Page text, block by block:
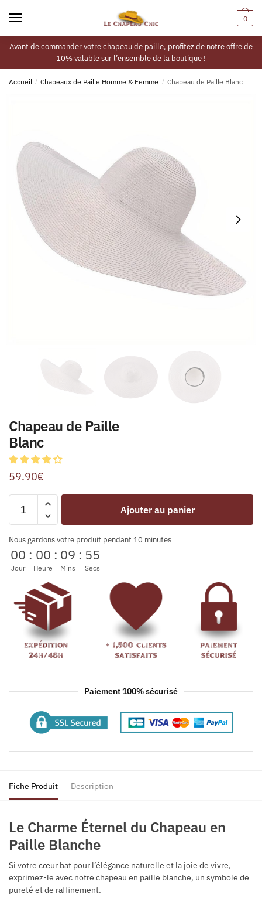
0
Avant de commander votre chapeau de paille, profitez de notre offre de
10% valable sur l’ensemble de la boutique !
Accueil / Chapeaux de Paille Homme & Femme / Chapeau de Paille Blanc
Chapeau de Paille
Blanc
59.90€
Ajouter au panier
Nous gardons votre produit pendant 10 minutes
00
Jour
: 00
Heure
: 09
Mins
: 54
Secs
Paiement 100% sécurisé
Fiche Produit Description
Le Charme Éternel du Chapeau en
Paille Blanche
Si votre cœur bat pour l’élégance naturelle et la joie de vivre,
exprimez-le avec notre chapeau en paille blanche, un symbole de
pureté et de raffinement.